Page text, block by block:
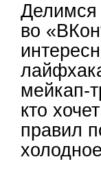
Делимся
во
мейкап-
кто
правил